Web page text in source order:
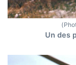
Un des